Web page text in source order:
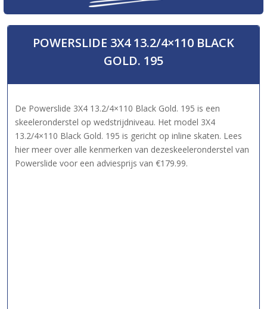
POWERSLIDE 3X4 13.2/4×110 BLACK
GOLD. 195
De Powerslide 3X4 13.2/4×110 Black Gold. 195 is een
skeeleronderstel op wedstrijdniveau. Het model 3X4
13.2/4×110 Black Gold. 195 is gericht op inline skaten. Lees
hier meer over alle kenmerken van dezeskeeleronderstel van
Powerslide voor een adviesprijs van €179.99.